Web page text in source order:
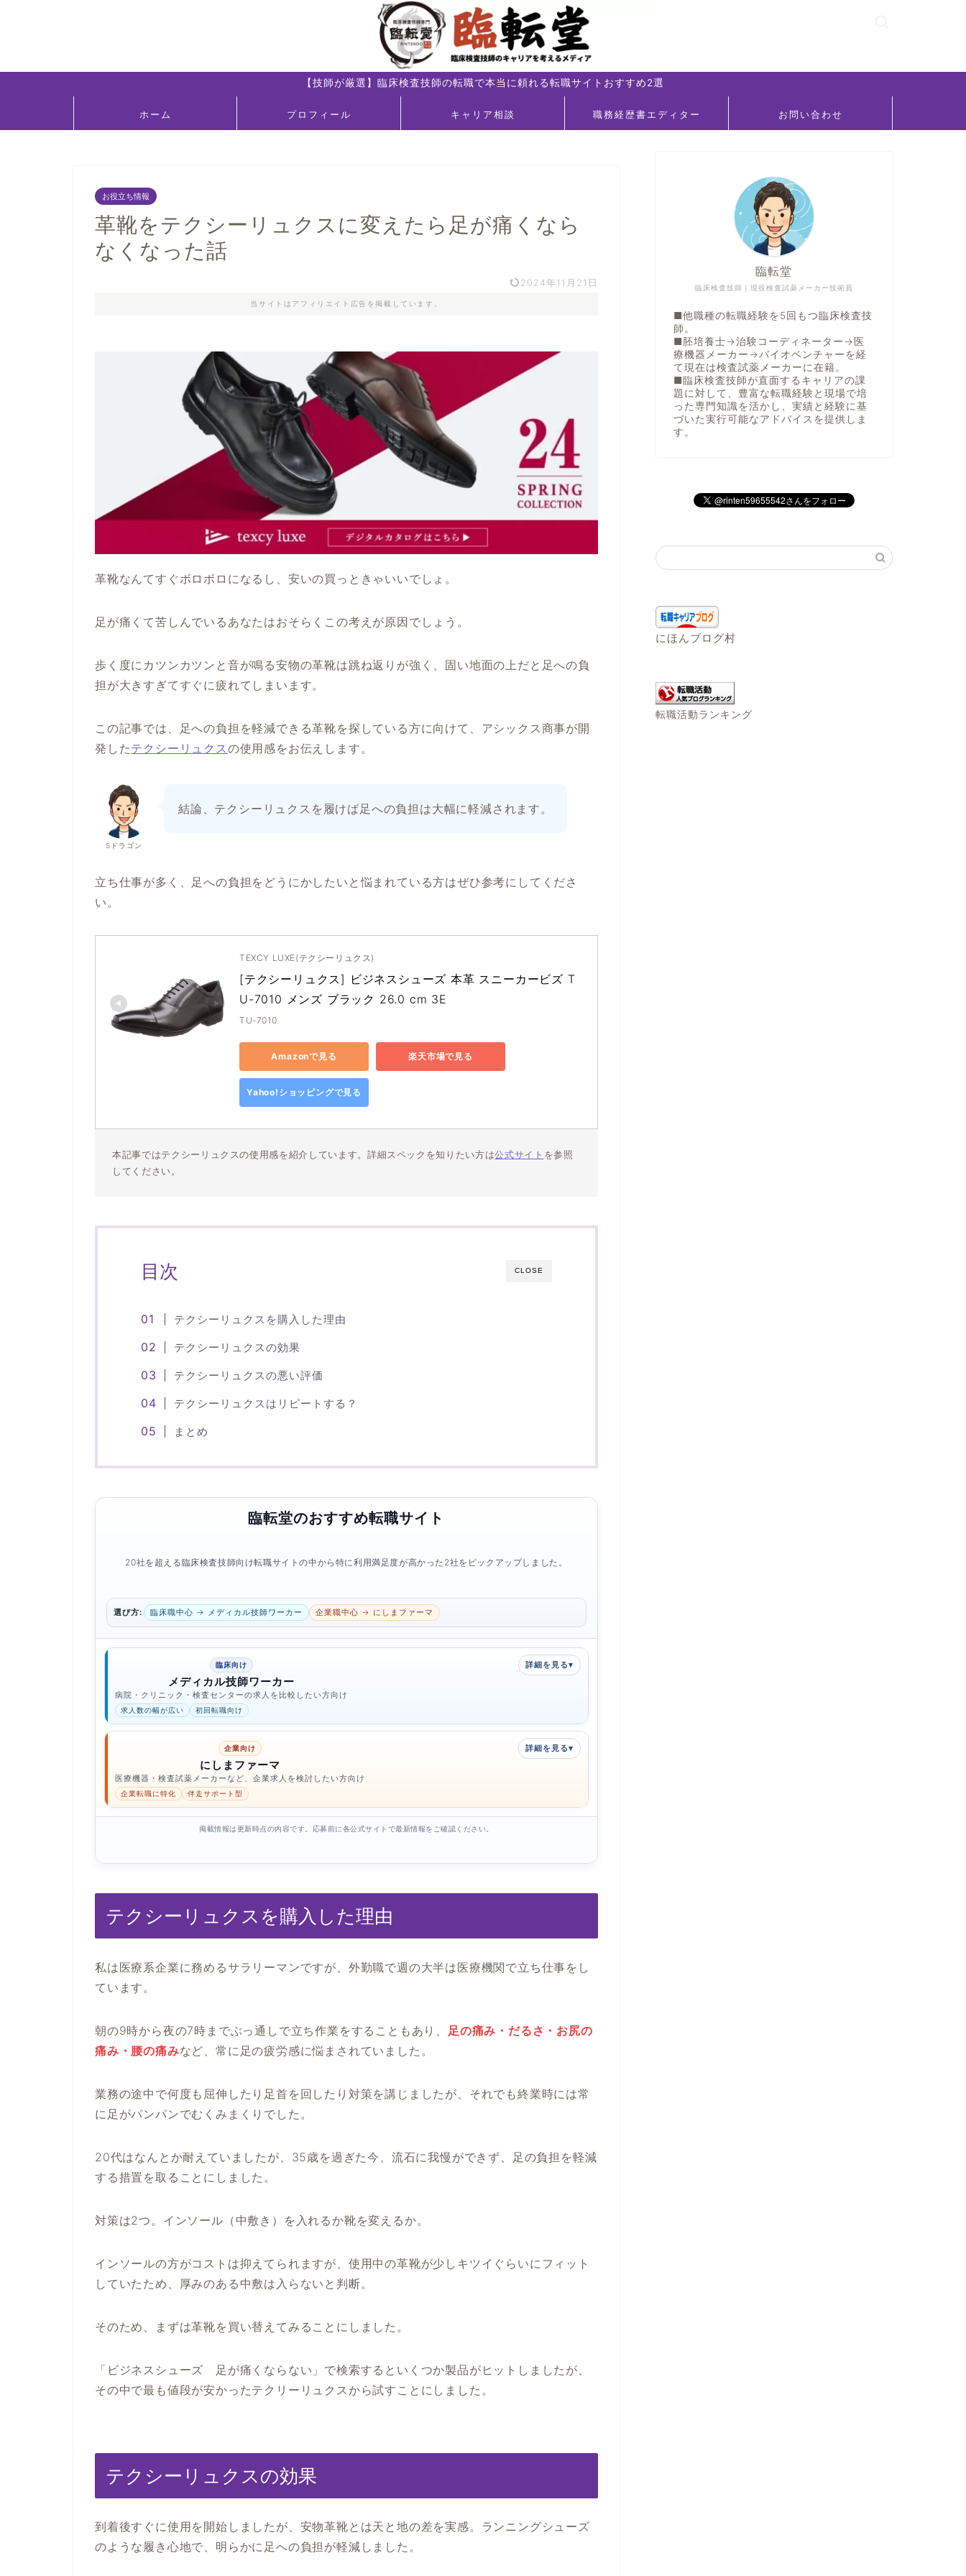
【技師が厳選】臨床検査技師の転職で本当に頼れる転職サイトおすすめ2選
ホーム プロフィール キャリア相談 職務経歴書エディター お問い合わせ
お役立ち情報
革靴をテクシーリュクスに変えたら足が痛くなら
なくなった話
2024年11月21日
当サイトはアフィリエイト広告を掲載しています。
革靴なんてすぐボロボロになるし、安いの買っときゃいいでしょ。
足が痛くて苦しんでいるあなたはおそらくこの考えが原因でしょう。
歩く度にカツンカツンと音が鳴る安物の革靴は跳ね返りが強く、固い地面の上だと足への負
担が大きすぎてすぐに疲れてしまいます。
この記事では、足への負担を軽減できる革靴を探している方に向けて、アシックス商事が開
発したテクシーリュクス の使用感をお伝えします。
Sドラゴン
結論、テクシーリュクスを履けば足への負担は大幅に軽減されます。
立ち仕事が多く、足への負担をどうにかしたいと悩まれている方はぜひ参考にしてくださ
い。
TEXCY LUXE(テクシーリュクス)
[テクシーリュクス] ビジネスシューズ 本革 スニーカービズ T
U-7010 メンズ ブラック 26.0 cm 3E
TU-7010
Amazonで見る 楽天市場で見る
Yahoo!ショッピングで見る
本記事ではテクシーリュクスの使用感を紹介しています。詳細スペックを知りたい方は公式サイト を参照
してください。
CLOSE
目次
テクシーリュクスを購入した理由
テクシーリュクスの効果
テクシーリュクスの悪い評価
テクシーリュクスはリピートする？
まとめ
臨転堂のおすすめ転職サイト
20社を超える臨床検査技師向け転職サイトの中から特に利用満足度が高かった2社をピックアップしました。
選び方: 臨床職中心 → メディカル技師ワーカー 企業職中心 → にしまファーマ
臨床向け
メディカル技師ワーカー
病院・クリニック・検査センターの求人を比較したい方向け
求人数の幅が広い 初回転職向け
企業向け
にしまファーマ
医療機器・検査試薬メーカーなど、企業求人を検討したい方向け
企業転職に特化 伴走サポート型
掲載情報は更新時点の内容です。応募前に各公式サイトで最新情報をご確認ください。
テクシーリュクスを購入した理由
私は医療系企業に務めるサラリーマンですが、外勤職で週の大半は医療機関で立ち仕事をし
ています。
朝の9時から夜の7時までぶっ通しで立ち作業をすることもあり、 足の痛み・だるさ・お尻の
痛み・腰の痛みなど、常に足の疲労感に悩まされていました。
業務の途中で何度も屈伸したり足首を回したり対策を講じましたが、それでも終業時には常
に足がパンパンでむくみまくりでした。
20代はなんとか耐えていましたが、35歳を過ぎた今、流石に我慢ができず、足の負担を軽減
する措置を取ることにしました。
対策は2つ。インソール（中敷き）を入れるか靴を変えるか。
インソールの方がコストは抑えてられますが、使用中の革靴が少しキツイぐらいにフィット
していたため、厚みのある中敷は入らないと判断。
そのため、まずは革靴を買い替えてみることにしました。
「ビジネスシューズ 足が痛くならない」で検索するといくつか製品がヒットしましたが、
その中で最も値段が安かったテクリーリュクスから試すことにしました。
テクシーリュクスの効果
到着後すぐに使用を開始しましたが、安物革靴とは天と地の差を実感。ランニングシューズ
のような履き心地で、明らかに足への負担が軽減しました。
臨床検査技師｜現役検査試薬メーカー技術員
臨転堂
■他職種の転職経験を5回もつ臨床検査技
師。
■胚培養士→治験コーディネーター→医
療機器メーカー→バイオベンチャーを経
て現在は検査試薬メーカーに在籍。
■臨床検査技師が直面するキャリアの課
題に対して、豊富な転職経験と現場で培
った専門知識を活かし、実績と経験に基
づいた実行可能なアドバイスを提供しま
す。
にほんブログ村
転職活動ランキング